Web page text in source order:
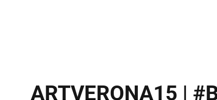
ARTVERONA15 |